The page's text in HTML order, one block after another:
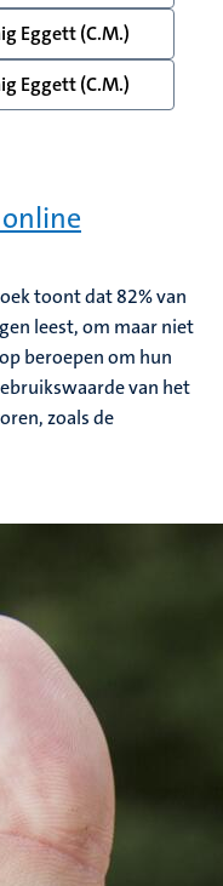
Eggett (C.M.)
Eggett (C.M.)
toont dat 82% van
leest, om maar niet
beroepen om hun
van het
zoals de